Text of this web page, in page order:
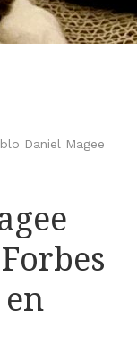
Daniel Magee